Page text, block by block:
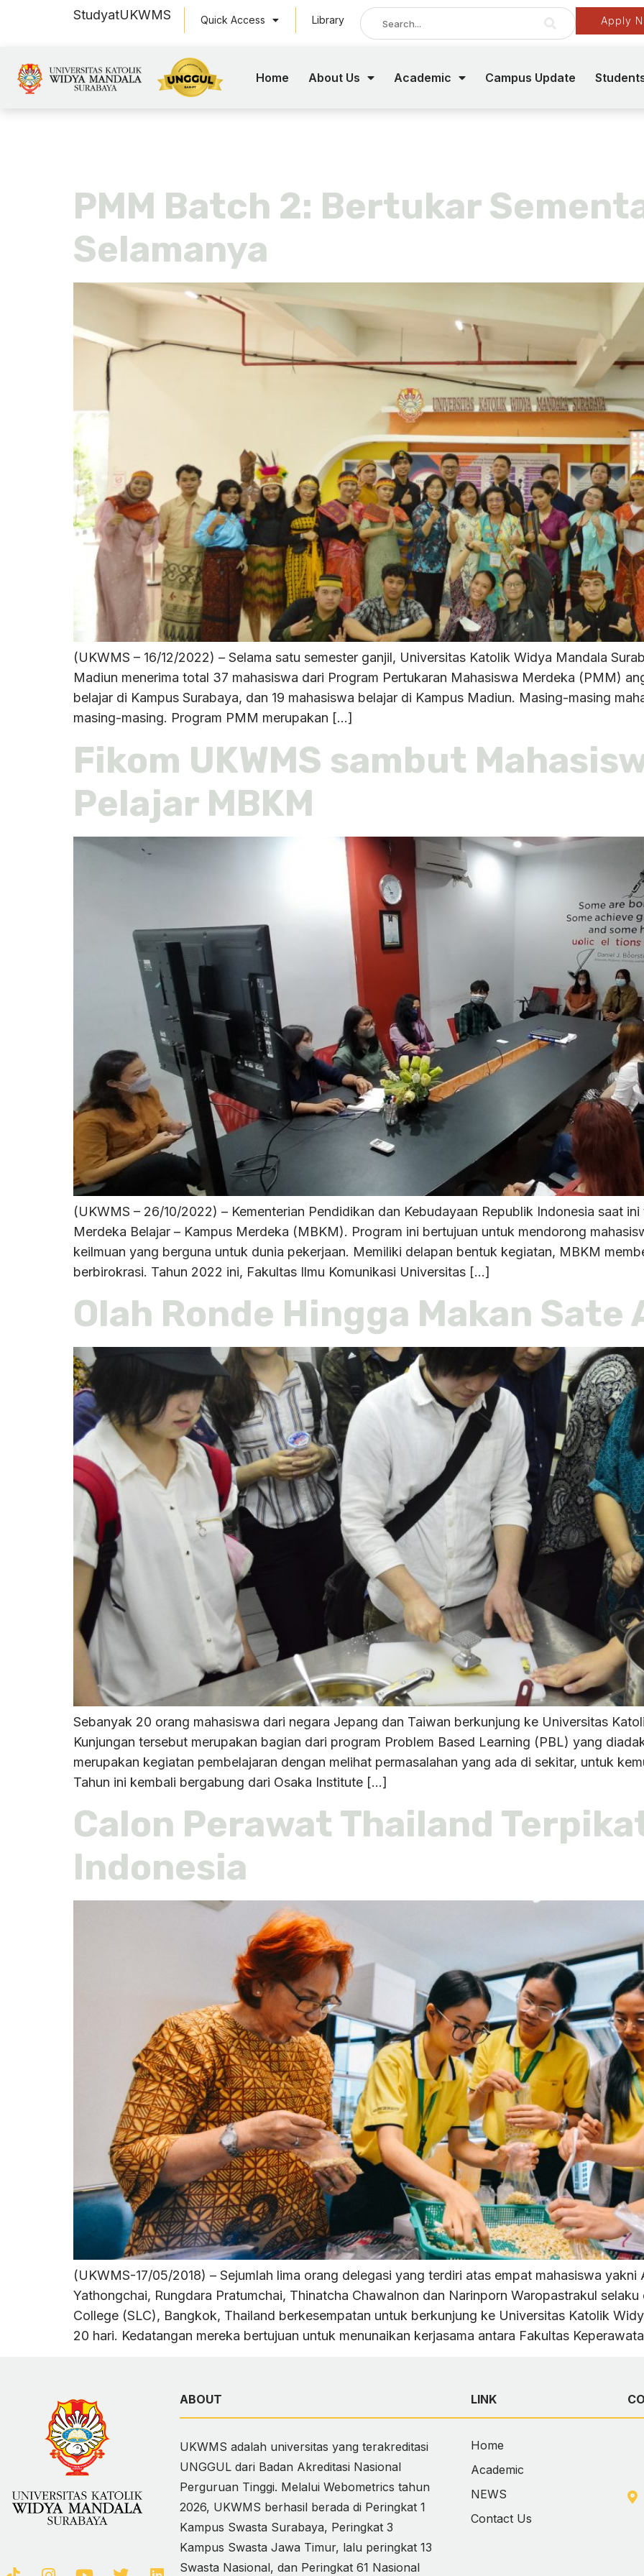
StudyatUKWMS Quick Access Library Apply
Home About Us Academic Campus Update
PMM Batch 2: Bertukar
Selamanya
(UKWMS – 16/12/2022) – Selama satu semester ganjil, Universitas Katolik Widya Mandala
Madiun menerima total 37 mahasiswa dari Program Pertukaran Mahasiswa Merdeka (PMM)
belajar di Kampus Surabaya, dan 19 mahasiswa belajar di Kampus Madiun. Masing-masing
masing-masing. Program PMM merupakan […]
Fikom UKWMS sambut
Pelajar MBKM
(UKWMS – 26/10/2022) – Kementerian Pendidikan dan Kebudayaan Republik Indonesia saat
Merdeka Belajar – Kampus Merdeka (MBKM). Program ini bertujuan untuk mendorong
keilmuan yang berguna untuk dunia pekerjaan. Memiliki delapan bentuk kegiatan, MBKM
berbirokrasi. Tahun 2022 ini, Fakultas Ilmu Komunikasi Universitas […]
Olah Ronde Hingga Makan Sate
Sebanyak 20 orang mahasiswa dari negara Jepang dan Taiwan berkunjung ke Universitas
Kunjungan tersebut merupakan bagian dari program Problem Based Learning (PBL) yang
merupakan kegiatan pembelajaran dengan melihat permasalahan yang ada di sekitar, untuk
Tahun ini kembali bergabung dari Osaka Institute […]
Calon Perawat Thailand
Indonesia
(UKWMS-17/05/2018) – Sejumlah lima orang delegasi yang terdiri atas empat mahasiswa
Yathongchai, Rungdara Pratumchai, Thinatcha Chawalnon dan Narinporn Waropastrakul
College (SLC), Bangkok, Thailand berkesempatan untuk berkunjung ke Universitas Katolik
20 hari. Kedatangan mereka bertujuan untuk menunaikan kerjasama antara Fakultas
ABOUT
UKWMS adalah universitas yang terakreditasi
UNGGUL dari Badan Akreditasi Nasional
Perguruan Tinggi. Melalui Webometrics tahun
2026, UKWMS berhasil berada di Peringkat 1
Kampus Swasta Surabaya, Peringkat 3
Kampus Swasta Jawa Timur, lalu peringkat 13
Swasta Nasional, dan Peringkat 61 Nasional
LINK
Home
Academic
NEWS
Contact Us